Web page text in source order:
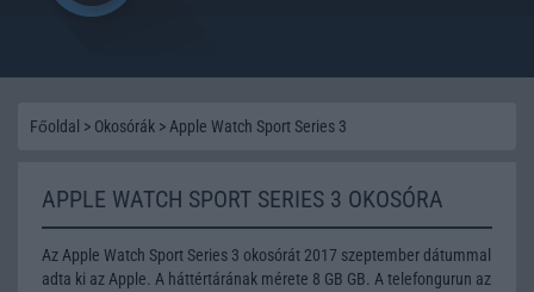
Főoldal > Okosórák > Apple Watch Sport Series 3
APPLE WATCH SPORT SERIES 3 OKOSÓRA
Az Apple Watch Sport Series 3 okosórát 2017 szeptember dátummal
adta ki az Apple. A háttértárának mérete 8 GB GB. A telefongurun az